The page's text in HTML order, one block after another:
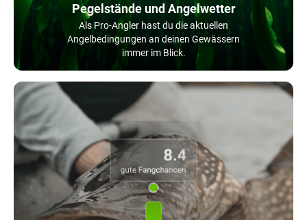
Pegelstände und Angelwetter
Als Pro-Angler hast du die aktuellen
Angelbedingungen an deinen Gewässern
immer im Blick.